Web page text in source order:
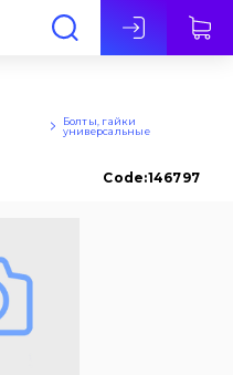
Болты, гайки
универсальные
Code:146797